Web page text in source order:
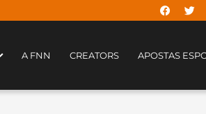
A FNN CREATORS APOSTAS